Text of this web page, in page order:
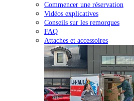
Commencer une réservation
Vidéos explicatives
Conseils sur les remorques
FAQ
Attaches et accessoires